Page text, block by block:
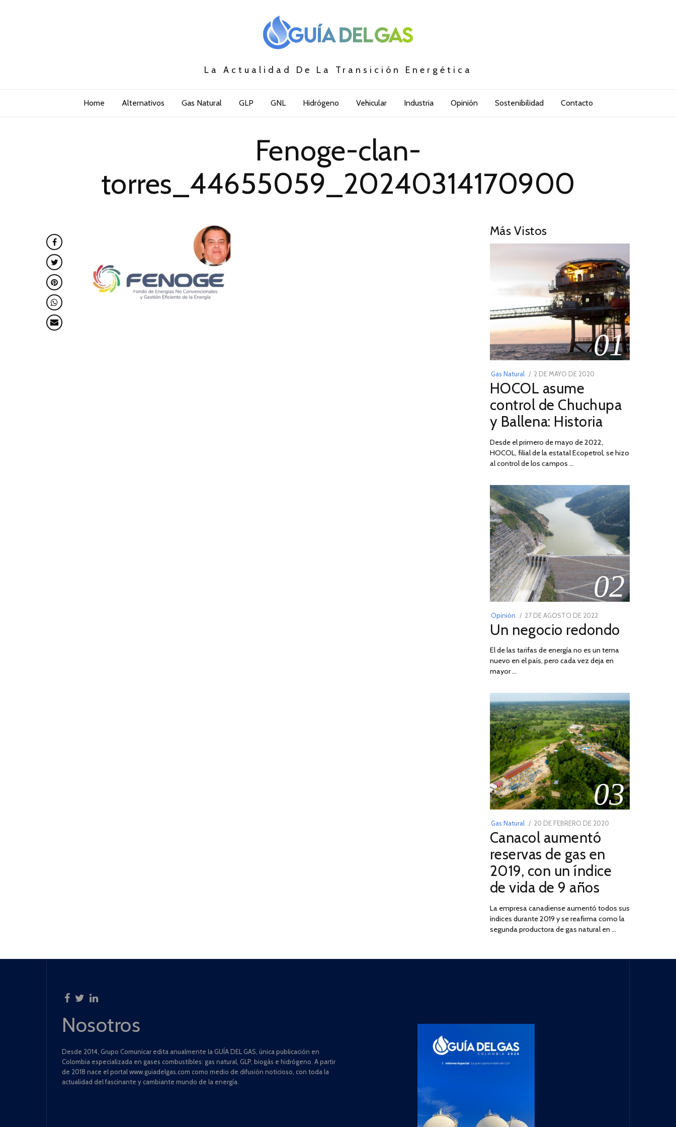
La Actualidad De La Transición Energética
Home Alternativos Gas Natural GLP GNL Hidrógeno Vehicular Industria Opinión Sostenibilidad Contacto
Fenoge-clan-
torres_44655059_20240314170900
Más Vistos
01
Gas Natural
POSTED
ON
2 DE MAYO DE 2020
DE
2026
HOCOL asume
control de Chuchupa
y Ballena: Historia
Desde el primero de mayo de 2022,
HOCOL, filial de la estatal Ecopetrol, se hizo
al control de los campos …
02
Opinión
POSTED
ON
27 DE AGOSTO DE 2022
DE
DE
2022
Un negocio redondo
El de las tarifas de energía no es un tema
nuevo en el país, pero cada vez deja en
mayor …
03
Gas Natural
POSTED
ON
20 DE FEBRERO DE 2020
2025
Canacol aumentó
reservas de gas en
2019, con un índice
de vida de 9 años
La empresa canadiense aumentó todos sus
índices durante 2019 y se reafirma como la
segunda productora de gas natural en …
Nosotros
Desde 2014, Grupo Comunicar edita anualmente la GUÍA DEL GAS, única publicación en
Colombia especializada en gases combustibles: gas natural, GLP, biogás e hidrógeno. A partir
de 2018 nace el portal www.guiadelgas.com como medio de difusión noticioso, con toda la
actualidad del fascinante y cambiante mundo de la energía.